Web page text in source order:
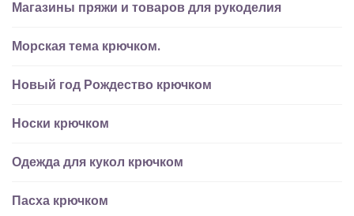
Магазины пряжи и товаров для рукоделия
Морская тема крючком.
Новый год Рождество крючком
Носки крючком
Одежда для кукол крючком
Пасха крючком